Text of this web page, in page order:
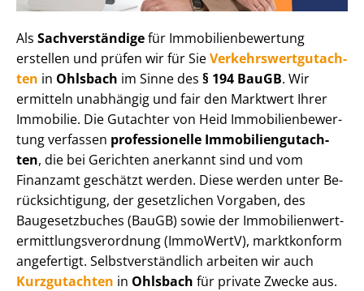
Als Sachverständigefür Im­mo­bi­li­en­be­wer­tung
erstellen und prüfen wir für SieVer­kehrs­wert­gut­ach­
ten in Ohlsbach im Sinne des § 194 BauGB. Wir
ermitteln unabhängig und fair den Marktwert Ihrer
Immobilie. Die Gutachter von Heid Im­mo­bi­li­en­be­wer­
tung verfassen professionelle Im­mo­bi­li­en­gut­ach­
ten, die bei Gerichten anerkannt sind und vom
Finanzamt geschätzt werden. Diese werden unter Be­
rück­sich­ti­gung, der gesetzlichen Vorgaben, des
Baugesetzbuches (BauGB) sowie der Im­mo­bi­li­en­wert­
ermitt­lungs­ver­ord­nung (ImmoWertV), marktkonform
angefertigt. Selbst­ver­ständ­lich arbeiten wir auch
Kurzgutachten in Ohlsbach für private Zwecke aus.